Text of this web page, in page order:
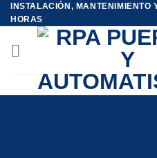
Saltar
al
contenido
INSTALACIÓN,
HORAS